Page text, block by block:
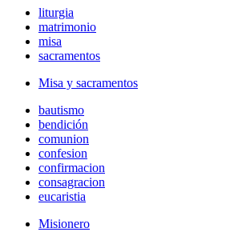
liturgia
matrimonio
misa
sacramentos
Misa y sacramentos
bautismo
bendición
comunion
confesion
confirmacion
consagracion
eucaristia
Misionero